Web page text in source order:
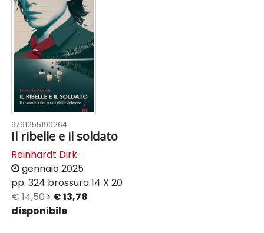
9791255190264
Il ribelle e il soldato
Reinhardt Dirk
gennaio 2025
pp. 324 brossura14 X 20
€ 14,50
€ 13,78
disponibile